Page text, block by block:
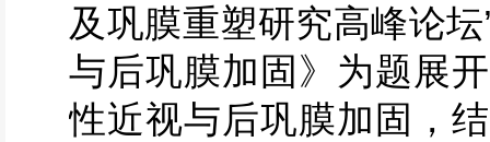
及巩膜重塑研究高峰论坛
与后巩膜加固》为题展
性近视与后巩膜加固，